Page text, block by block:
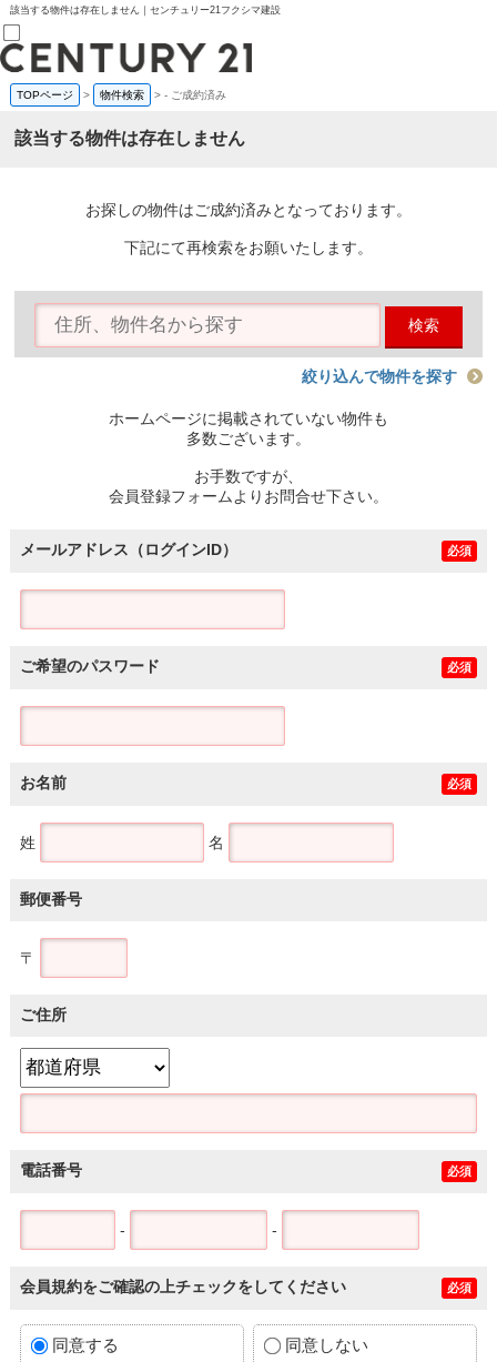
該当する物件は存在しません｜センチュリー21フクシマ建設
売買部
0120-800-844
賃貸部
会員メニュー
物件を探す
購入TOP
条件から探す
住宅ローン控除シミュレータ
TOPページ > 物件検索 >- ご成約済み
該当する物件は存在しません
お探しの物件はご成約済みとなっております。
下記にて再検索をお願いたします。
検索
絞り込んで物件を探す
ホームページに掲載されていない物件も
多数ございます。
お手数ですが、
会員登録フォームよりお問合せ下さい。
メールアドレス（ログインID） 必須
ご希望のパスワード 必須
お名前 必須
姓 名
郵便番号
〒
ご住所
電話番号 必須
- -
会員規約をご確認の上チェックをしてください 必須
同意する 同意しない